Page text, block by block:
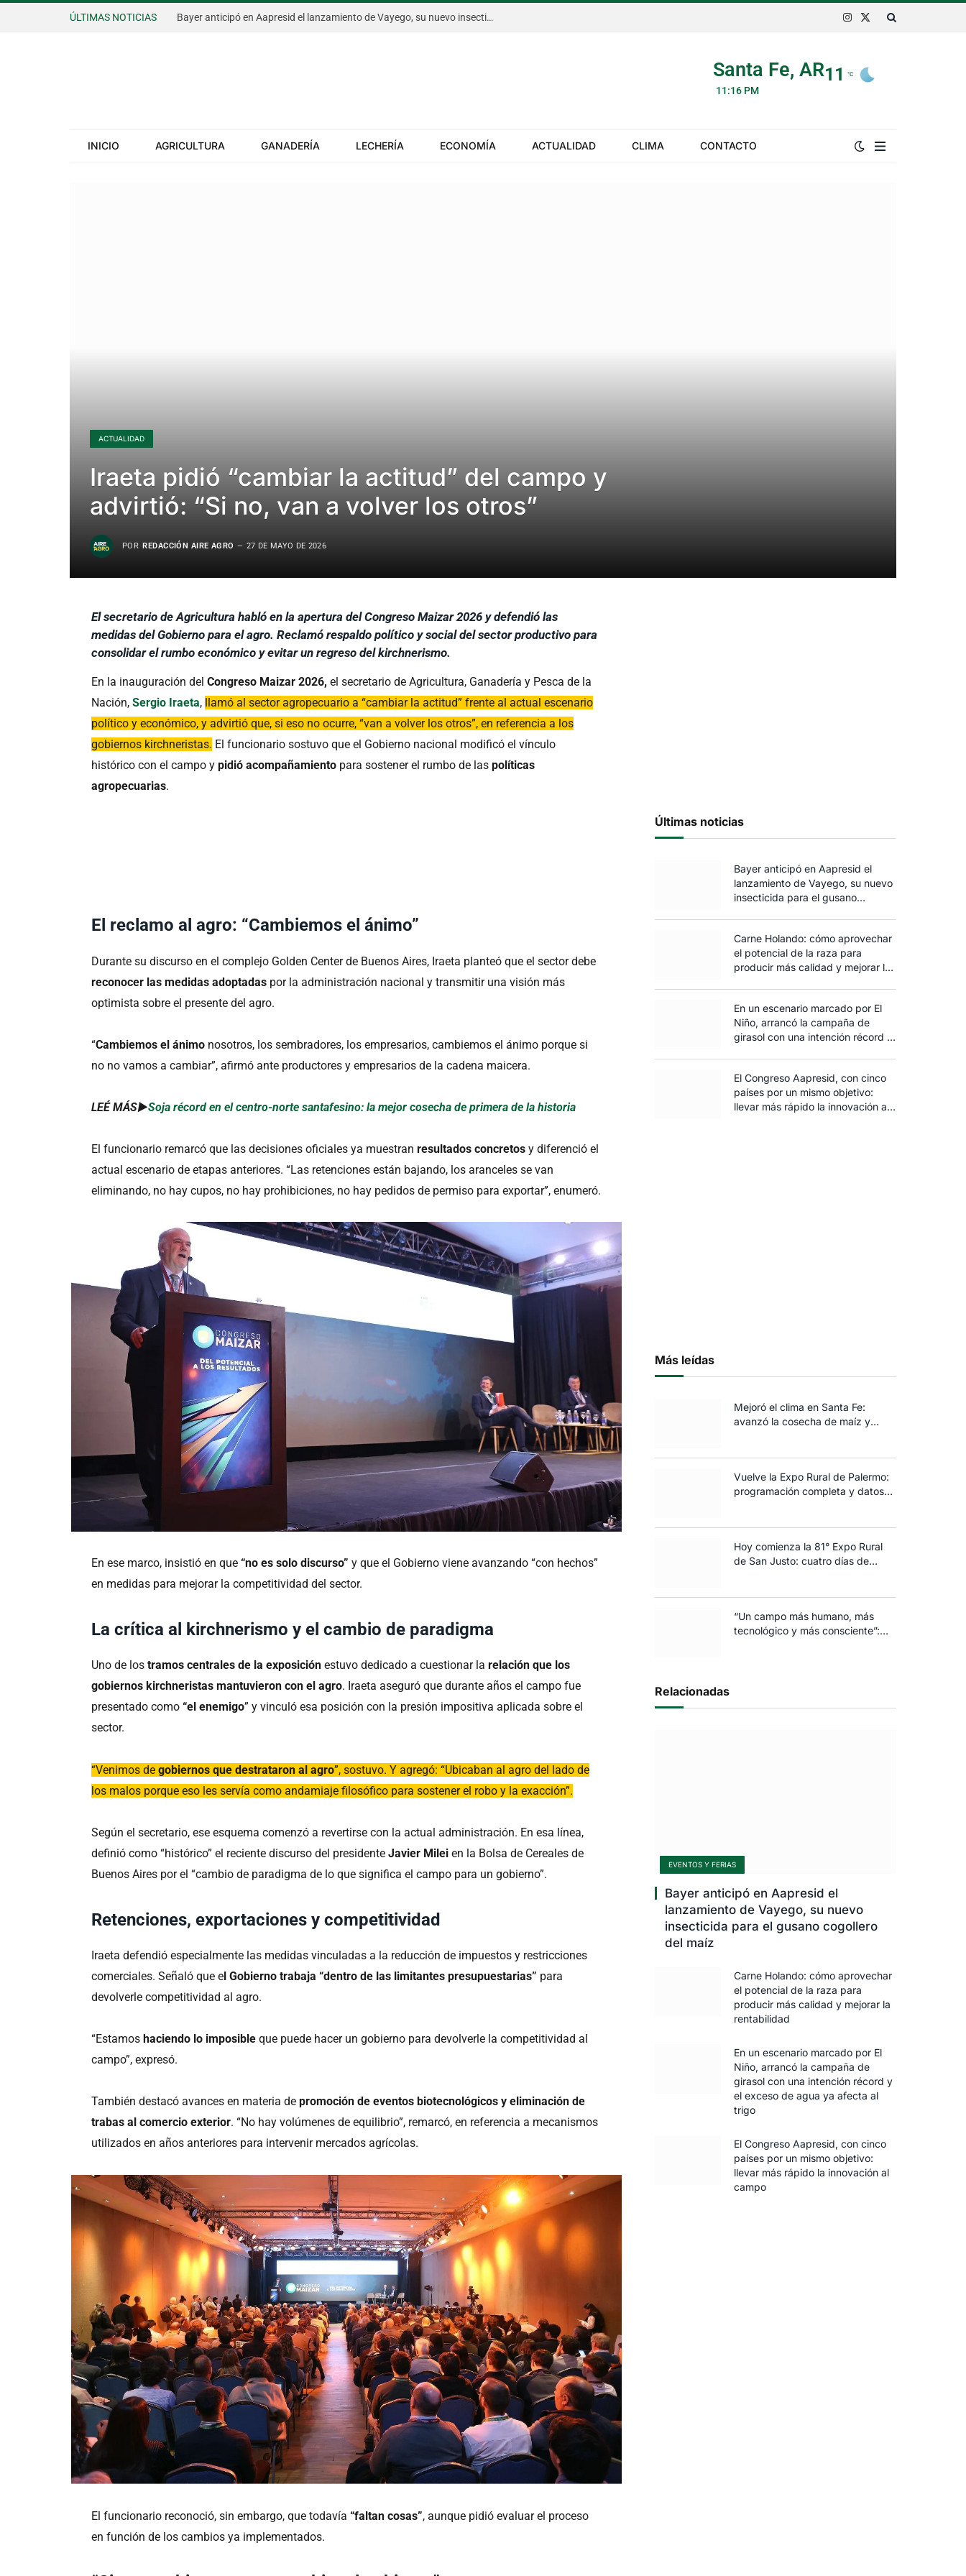
ÚLTIMAS NOTICIAS Bayer anticipó en Aapresid el lanzamiento de Vayego, su nuevo insecticida para el gusano cogollero del maíz
Instagram
X
Santa Fe, AR
11:16 PM
11 °C
INICIO AGRICULTURA GANADERÍA LECHERÍA ECONOMÍA ACTUALIDAD CLIMA CONTACTO
ACTUALIDAD
Iraeta pidió “cambiar la actitud” del campo y
advirtió: “Si no, van a volver los otros”
POR REDACCIÓN AIRE AGRO 27 DE MAYO DE 2026
El secretario de Agricultura habló en la apertura del Congreso Maizar 2026 y defendió las
medidas del Gobierno para el agro. Reclamó respaldo político y social del sector productivo para
consolidar el rumbo económico y evitar un regreso del kirchnerismo.
En la inauguración delCongreso Maizar 2026, el secretario de Agricultura, Ganadería y Pesca de la
Nación,Sergio Iraeta, llamó al sector agropecuario a “cambiar la actitud” frente al actual escenario
político y económico, y advirtió que, si eso no ocurre, “van a volver los otros”, en referencia a los
gobiernos kirchneristas. El funcionario sostuvo que el Gobierno nacional modificó el vínculo
histórico con el campo ypidió acompañamiento para sostener el rumbo de laspolíticas
agropecuarias.
El reclamo al agro: “Cambiemos el ánimo”
Durante su discurso en el complejo Golden Center de Buenos Aires, Iraeta planteó que el sector debe
reconocer las medidas adoptadas por la administración nacional y transmitir una visión más
optimista sobre el presente del agro.
“Cambiemos el ánimo nosotros, los sembradores, los empresarios, cambiemos el ánimo porque si
no no vamos a cambiar”, afirmó ante productores y empresarios de la cadena maicera.
LEÉ MÁS►Soja récord en el centro-norte santafesino: la mejor cosecha de primera de la historia
El funcionario remarcó que las decisiones oficiales ya muestranresultados concretos y diferenció el
actual escenario de etapas anteriores. “Las retenciones están bajando, los aranceles se van
eliminando, no hay cupos, no hay prohibiciones, no hay pedidos de permiso para exportar”, enumeró.
En ese marco, insistió en que“no es solo discurso” y que el Gobierno viene avanzando “con hechos”
en medidas para mejorar la competitividad del sector.
La crítica al kirchnerismo y el cambio de paradigma
Uno de lostramos centrales de la exposición estuvo dedicado a cuestionar larelación que los
gobiernos kirchneristas mantuvieron con el agro. Iraeta aseguró que durante años el campo fue
presentado como“el enemigo” y vinculó esa posición con la presión impositiva aplicada sobre el
sector.
“Venimos degobiernos que destrataron al agro”, sostuvo. Y agregó: “Ubicaban al agro del lado de
los malos porque eso les servía como andamiaje filosófico para sostener el robo y la exacción”.
Según el secretario, ese esquema comenzó a revertirse con la actual administración. En esa línea,
definió como “histórico” el reciente discurso del presidenteJavier Milei en la Bolsa de Cereales de
Buenos Aires por el “cambio de paradigma de lo que significa el campo para un gobierno”.
Retenciones, exportaciones y competitividad
Iraeta defendió especialmente las medidas vinculadas a la reducción de impuestos y restricciones
comerciales. Señaló que e l Gobierno trabaja “dentro de las limitantes presupuestarias” para
devolverle competitividad al agro.
“Estamos haciendo lo imposible que puede hacer un gobierno para devolverle la competitividad al
campo”, expresó.
También destacó avances en materia de promoción de eventos biotecnológicos y eliminación de
trabas al comercio exterior. “No hay volúmenes de equilibrio”, remarcó, en referencia a mecanismos
utilizados en años anteriores para intervenir mercados agrícolas.
El funcionario reconoció, sin embargo, que todavía“faltan cosas”, aunque pidió evaluar el proceso
en función de los cambios ya implementados.
Últimas noticias
Bayer anticipó en Aapresid el
lanzamiento de Vayego, su nuevo
insecticida para el gusano
Carne Holando: cómo aprovechar
el potencial de la raza para
producir más calidad y mejorar la
En un escenario marcado por El
Niño, arrancó la campaña de
girasol con una intención récord y
El Congreso Aapresid, con cinco
países por un mismo objetivo:
llevar más rápido la innovación al
Más leídas
Mejoró el clima en Santa Fe:
avanzó la cosecha de maíz y
Vuelve la Expo Rural de Palermo:
programación completa y datos
Hoy comienza la 81° Expo Rural
de San Justo: cuatro días de
“Un campo más humano, más
tecnológico y más consciente”:
Relacionadas
EVENTOS Y FERIAS
Bayer anticipó en Aapresid el
lanzamiento de Vayego, su nuevo
insecticida para el gusano cogollero
del maíz
Carne Holando: cómo aprovechar
el potencial de la raza para
producir más calidad y mejorar la
rentabilidad
En un escenario marcado por El
Niño, arrancó la campaña de
girasol con una intención récord y
el exceso de agua ya afecta al
trigo
El Congreso Aapresid, con cinco
países por un mismo objetivo:
llevar más rápido la innovación al
campo